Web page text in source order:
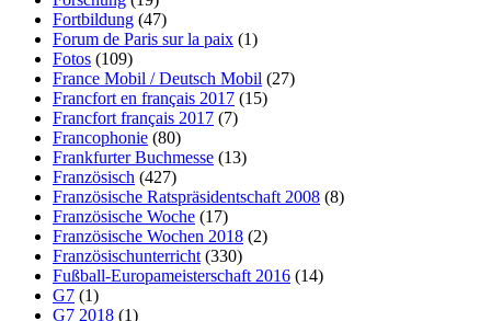
Fortbildung (47)
Forum de Paris sur la paix (1)
Fotos (109)
France Mobil / Deutsch Mobil (27)
Francfort en français 2017 (15)
Francfort français 2017 (7)
Francophonie (80)
Frankfurter Buchmesse (13)
Französisch (427)
Französische Ratspräsidentschaft 2008 (8)
Französische Woche (17)
Französische Wochen 2018 (2)
Französischunterricht(330)
Fußball-Europameisterschaft 2016 (14)
G7 (1)
G7 2018 (1)